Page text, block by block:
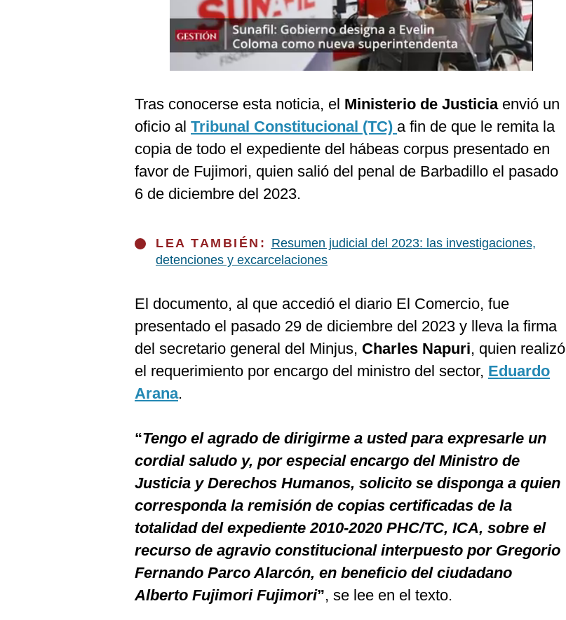
Tras conocerse esta noticia, el Ministerio de Justiciaenvió un
oficio al Tribunal Constitucional (TC) a fin de que le remita la
copia de todo el expediente del hábeas corpus presentado en
favor de Fujimori, quien salió del penal de Barbadillo el pasado
6 de diciembre del 2023.
LEA TAMBIÉN: Resumen judicial del 2023: las investigaciones,
detenciones y excarcelaciones
El documento, al que accedió el diario El Comercio, fue
presentado el pasado 29 de diciembre del 2023 y lleva la firma
del secretario general del Minjus, Charles Napuri, quien realizó
el requerimiento por encargo del ministro del sector, Eduardo
Arana.
“Tengo el agrado de dirigirme a usted para expresarle un
cordial saludo y, por especial encargo del Ministro de
Justicia y Derechos Humanos, solicito se disponga a quien
corresponda la remisión de copias certificadas de la
totalidad del expediente 2010-2020 PHC/TC, ICA, sobre el
recurso de agravio constitucional interpuesto por Gregorio
Fernando Parco Alarcón, en beneficio del ciudadano
Alberto Fujimori Fujimori”, se lee en el texto.